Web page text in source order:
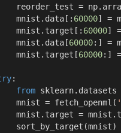
reorder_test =
mnist.data[:
60000] =
mnist.target[:
60000]
mnist.data[
60000:] =
mnist.target[
60000:] =
:
from sklearn.datasets
mnist = fetch_openml(
mnist.target =
sort_by_target(mnist)